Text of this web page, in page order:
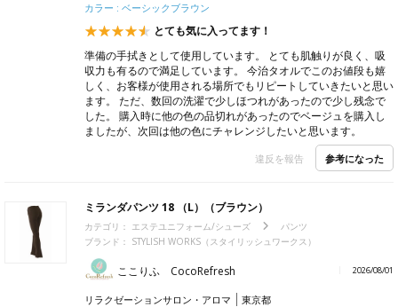
カラー : ベーシックブラウン
とても気に入ってます！
準備の手拭きとして使用しています。 とても肌触りが良く、吸
収力も有るので満足しています。 今治タオルでこのお値段も嬉
しく、お客様が使用される場所でもリピートしていきたいと思い
ます。 ただ、数回の洗濯で少しほつれがあったので少し残念で
した。 購入時に他の色の品切れがあったのでベージュを購入し
ましたが、次回は他の色にチャレンジしたいと思います。
違反を報告 参考になった
ミランダパンツ 18 （L）（ブラウン）
カテゴリ： エステユニフォーム/シューズ
パンツ
ブランド： STYLISH WORKS（スタイリッシュワークス）
ここりふ CocoRefresh 2026/08/01
リラクゼーションサロン・アロマ
東京都